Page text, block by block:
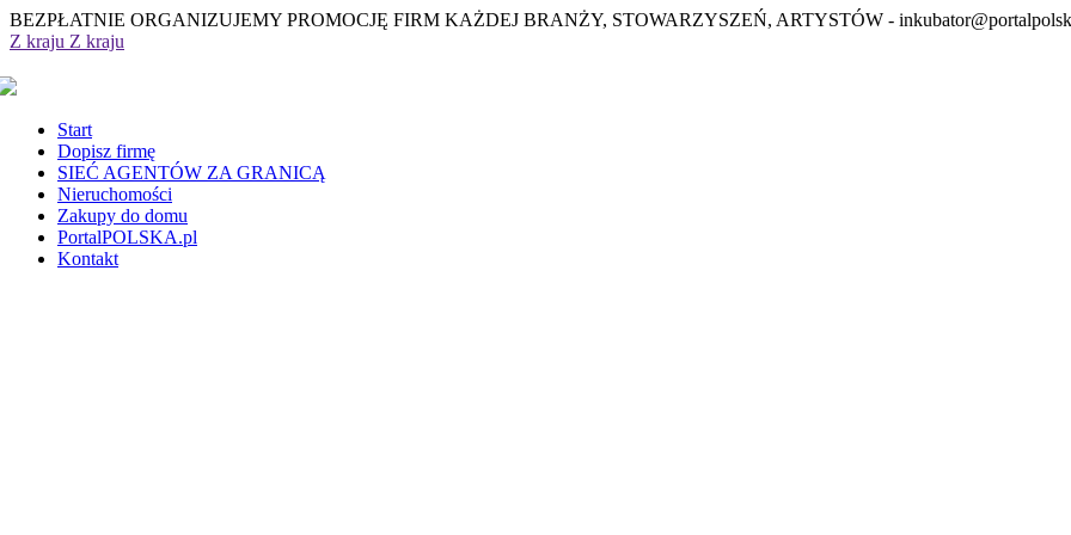
BEZPŁATNIE ORGANIZUJEMY PROMOCJĘ FIRM KAŻDEJ BRANŻY, STOWARZYSZEŃ, ARTYSTÓW -
Z kraju Z kraju
Start
Dopisz firmę
SIEĆ AGENTÓW ZA GRANICĄ
Nieruchomości
Zakupy do domu
PortalPOLSKA.pl
Kontakt